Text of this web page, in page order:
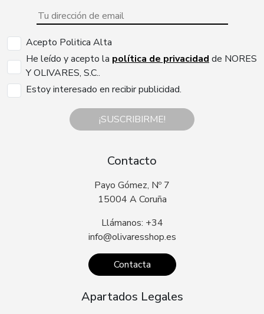
Acepto Politica Alta
He leído y acepto la política de privacidad de NORES
Y OLIVARES, S.C..
Estoy interesado en recibir publicidad.
¡SUSCRIBIRME!
Contacto
Payo Gómez, Nº 7
15004 A Coruña
Llámanos: +34
info@olivaresshop.es
Contacta
Apartados Legales